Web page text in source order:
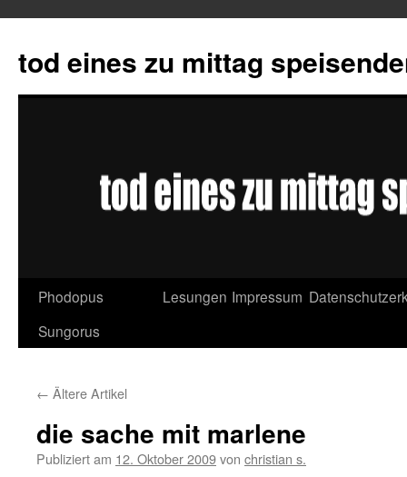
tod eines zu mittag
Springe
zum
Phodopus
Sungorus
Lesungen Impressum
← Ältere Artikel
die sache mit marlene
Publiziert am 12. Oktober 2009von christian s.